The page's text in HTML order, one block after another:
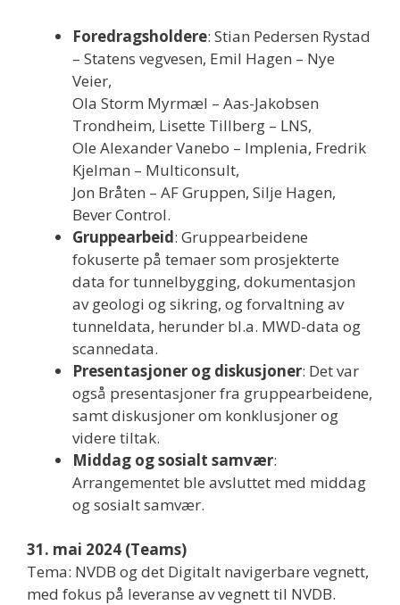
Foredragsholdere: Stian Pedersen Rystad
– Statens vegvesen, Emil Hagen – Nye
Veier,
Ola Storm Myrmæl – Aas-Jakobsen
Trondheim, Lisette Tillberg – LNS,
Ole Alexander Vanebo – Implenia, Fredrik
Kjelman – Multiconsult,
Jon Bråten – AF Gruppen, Silje Hagen,
Bever Control.
Gruppearbeid: Gruppearbeidene
fokuserte på temaer som prosjekterte
data for tunnelbygging, dokumentasjon
av geologi og sikring, og forvaltning av
tunneldata, herunder bl.a. MWD-data og
scannedata.
Presentasjoner og diskusjoner: Det var
også presentasjoner fra gruppearbeidene,
samt diskusjoner om konklusjoner og
videre tiltak.
Middag og sosialt samvær:
Arrangementet ble avsluttet med middag
og sosialt samvær.
31. mai 2024 (Teams)
Tema: NVDB og det Digitalt navigerbare vegnett,
med fokus på leveranse av vegnett til NVDB.